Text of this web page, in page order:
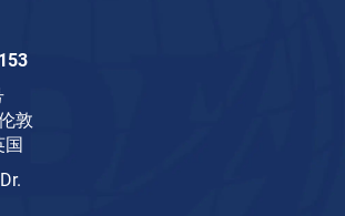
敦
国